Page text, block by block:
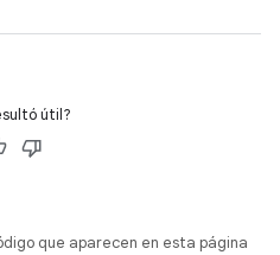
útil?
que aparecen en esta página